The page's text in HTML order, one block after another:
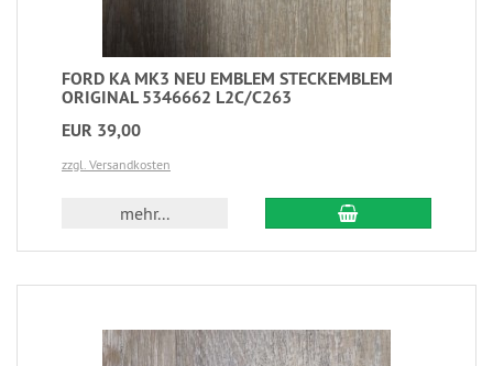
FORD KA MK3 NEU EMBLEM STECKEMBLEM
ORIGINAL 5346662 L2C/C263
EUR 39,00
zzgl. Versandkosten
mehr...